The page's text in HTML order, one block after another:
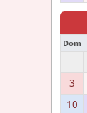
Dom
3
10